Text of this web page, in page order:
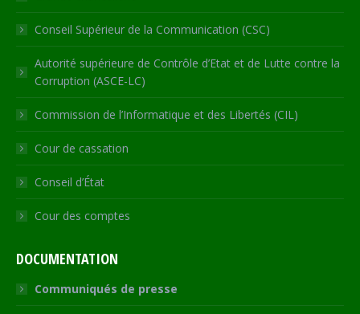
Conseil Supérieur de la Communication (CSC)
Autorité supérieure de Contrôle d’Etat et de Lutte contre la
Corruption (ASCE-LC)
Commission de l’Informatique et des Libertés (CIL)
Cour de cassation
Conseil d’État
Cour des comptes
DOCUMENTATION
Communiqués de presse